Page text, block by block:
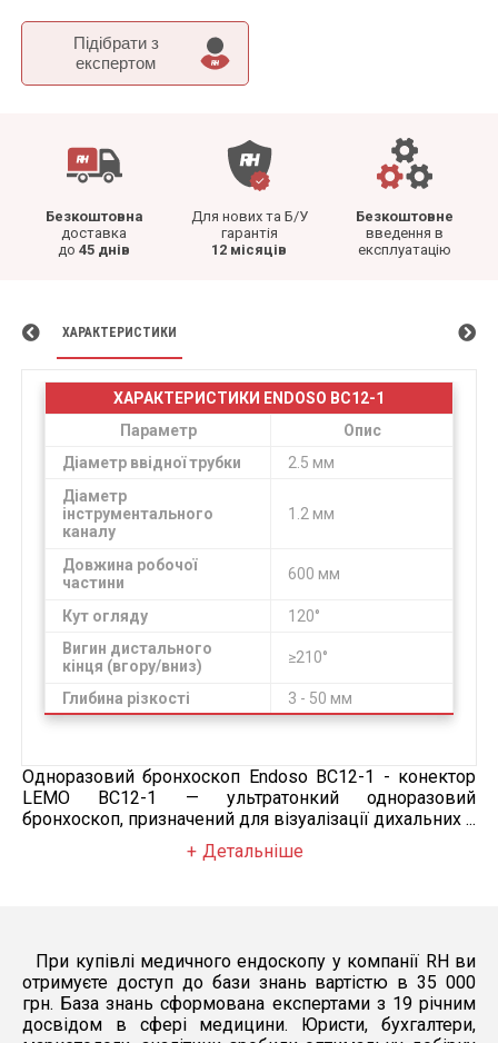
Підібрати з
експертом
Безкоштовна
доставка
до 45 днів
Для нових та Б/У
гарантія
12 місяців
Безкоштовне
введення в
експлуатацію
ХАРАКТЕРИСТИКИ
ХАРАКТЕРИСТИКИ ENDOSO BC12-1
Параметр
Опис
Діаметр ввідної трубки
2.5 мм
Діаметр
інструментального
каналу
1.2 мм
Довжина робочої
частини
600 мм
Кут огляду
120°
Вигин дистального
кінця (вгору/вниз)
≥210°
Глибина різкості 3 - 50 мм
Одноразовий бронхоскоп Endoso BC12-1 - конектор
LEMO BC12-1 — ультратонкий одноразовий
бронхоскоп, призначений для візуалізації дихальних ...
Детальніше
При купівлі медичного ендоскопу у компанії RH ви
отримуєте доступ до бази знань вартістю в 35 000
грн. База знань сформована експертами з 19 річним
досвідом в сфері медицини. Юристи, бухгалтери,